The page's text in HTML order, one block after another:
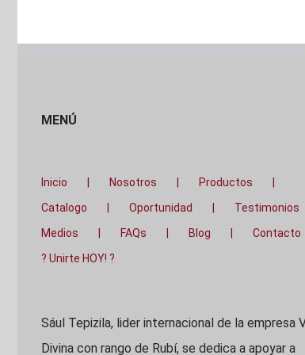
MENÚ
Inicio Nosotros
Productos
Catalogo
Oportunidad
Testimonios
Medios
FAQs Blog
Contacto
? Unirte HOY! ?
Sául Tepizila, lider internacional de la empresa
Divina con rango de Rubí, se dedica a apoyar a